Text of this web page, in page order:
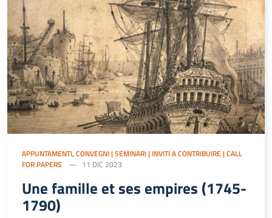
APPUNTAMENTI, CONVEGNI | SEMINARI | INVITI A CONTRIBUIRE | CALL
FOR PAPERS
11 DIC 2023
Une famille et ses empires (1745-
1790)